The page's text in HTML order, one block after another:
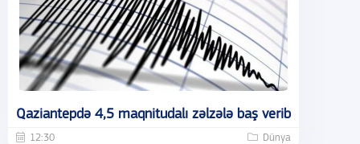
Qaziantepdə 4,5 maqnitudalı zəlzələ baş verib
12:30 Dünya